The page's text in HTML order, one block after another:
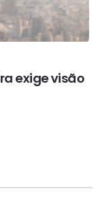
exige visão